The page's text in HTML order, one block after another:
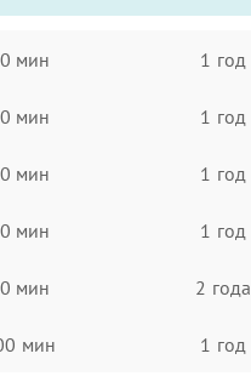
мин 1 год
мин 1 год
мин 1 год
мин 1 год
мин 2 года
мин 1 год